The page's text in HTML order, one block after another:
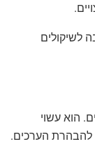
לשיקולים
הוא עשוי
להבהרת הערכים.